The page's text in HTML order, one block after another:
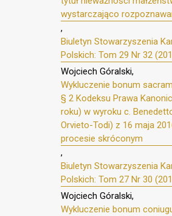
wystarczająco
,
Biuletyn Stowarzyszenia
Polskich: Tom 29 Nr 32
Wojciech Góralski,
Wykluczenie bonum
§ 2 Kodeksu Prawa
roku) w wyroku c.
Orvieto-Todi) z 16 maja
procesie skróconym
,
Biuletyn Stowarzyszenia
Polskich: Tom 27 Nr 30
Wojciech Góralski,
Wykluczenie bonum